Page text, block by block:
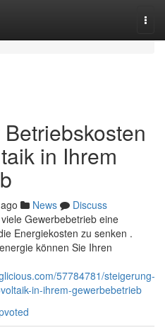
in Ihrem
News
Discuss
Gewerbebetrieb eine
Energiekosten zu senken .
können Sie Ihren
57784781/steigerung-
in-ihrem-gewerbebetrieb